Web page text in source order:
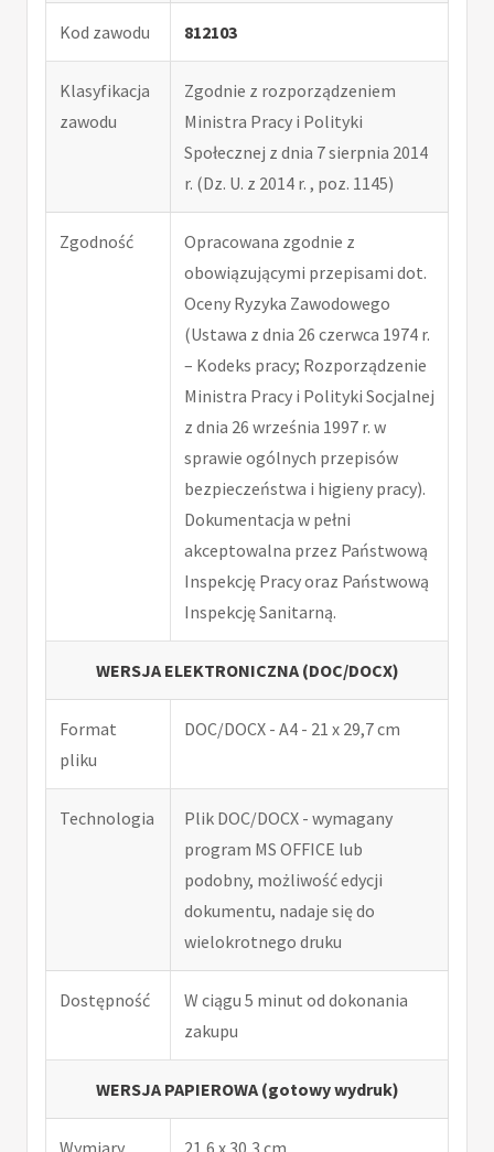
Kod zawodu 812103
Klasyfikacja
zawodu
Zgodnie z rozporządzeniem
Ministra Pracy i Polityki
Społecznej z dnia 7 sierpnia 2014
r. (Dz. U. z 2014 r. , poz. 1145)
Zgodność
Opracowana zgodnie z
obowiązującymi przepisami dot.
Oceny Ryzyka Zawodowego
(Ustawa z dnia 26 czerwca 1974 r.
– Kodeks pracy; Rozporządzenie
Ministra Pracy i Polityki Socjalnej
z dnia 26 września 1997 r. w
sprawie ogólnych przepisów
bezpieczeństwa i higieny pracy).
Dokumentacja w pełni
akceptowalna przez Państwową
Inspekcję Pracy oraz Państwową
Inspekcję Sanitarną.
WERSJA ELEKTRONICZNA (DOC/DOCX)
Format
pliku
DOC/DOCX - A4 - 21 x 29,7 cm
Technologia
Plik DOC/DOCX - wymagany
program MS OFFICE lub
podobny, możliwość edycji
dokumentu, nadaje się do
wielokrotnego druku
Dostępność
W ciągu 5 minut od dokonania
zakupu
WERSJA PAPIEROWA (gotowy wydruk)
Wymiary 21,6 x 30,3 cm